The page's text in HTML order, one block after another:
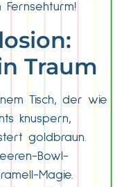
Traum
Tisch, der wie
knuspern,
goldbraun.
Bowl-
Magie.